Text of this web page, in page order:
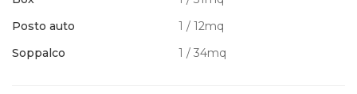
Posto auto
1 / 12mq
Soppalco
1 / 34mq